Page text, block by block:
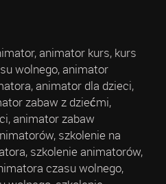
animator kurs, kurs
wolnego, animator
animator dla dzieci,
zabaw z dziećmi,
animator zabaw
szkolenie na
szkolenie animatorów,
czasu wolnego,